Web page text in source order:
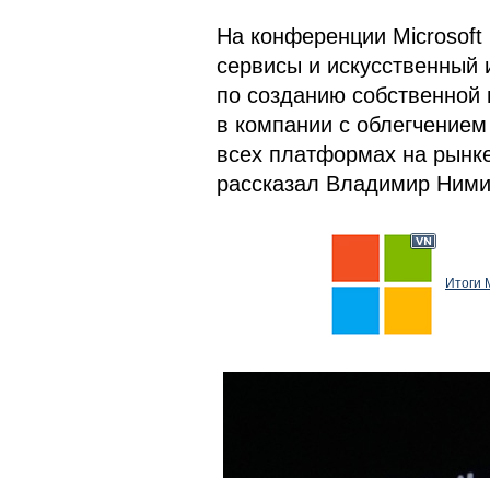
На конференции Microsoft
сервисы и искусственный
по созданию
в компании с
всех платформах на
рассказал Владимир
Итоги